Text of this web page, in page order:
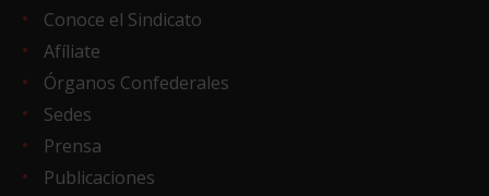
Conoce el Sindicato
Afíliate
Órganos Confederales
Sedes
Prensa
Publicaciones